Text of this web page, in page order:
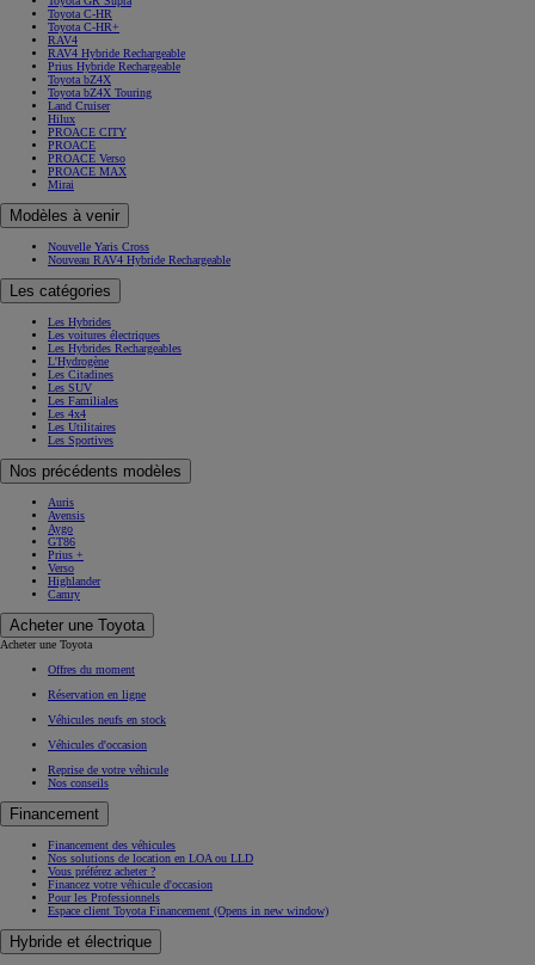
Toyota C-HR
Toyota C-HR+
RAV4
RAV4 Hybride Rechargeable
Prius Hybride Rechargeable
Toyota bZ4X
Toyota bZ4X Touring
Land Cruiser
Hilux
PROACE CITY
PROACE
PROACE Verso
PROACE MAX
Mirai
Modèles à venir
Nouvelle Yaris Cross
Nouveau RAV4 Hybride Rechargeable
Les catégories
Les Hybrides
Les voitures électriques
Les Hybrides Rechargeables
L'Hydrogène
Les Citadines
Les SUV
Les Familiales
Les 4x4
Les Utilitaires
Les Sportives
Nos précédents modèles
Auris
Avensis
Aygo
GT86
Prius +
Verso
Highlander
Camry
Acheter une Toyota
Acheter une Toyota
Offres du moment
Réservation en ligne
Véhicules neufs en stock
Véhicules d'occasion
Reprise de votre véhicule
Nos conseils
Financement
Financement des véhicules
Nos solutions de location en LOA ou LLD
Vous préférez acheter ?
Financez votre véhicule d'occasion
Pour les Professionnels
Espace client Toyota Financement (Opens in new window)
Hybride et électrique